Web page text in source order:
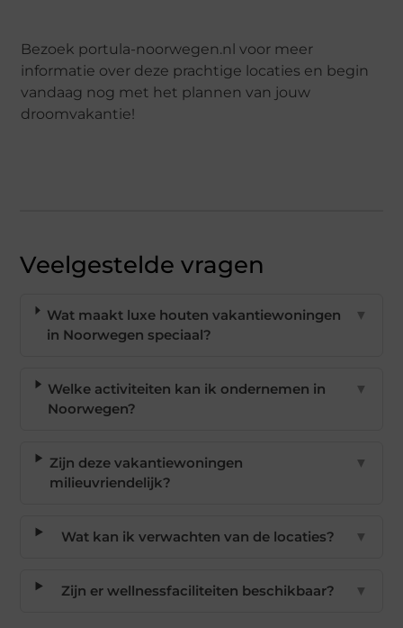
Bezoek portula-noorwegen.nl voor meer
informatie over deze prachtige locaties en begin
vandaag nog met het plannen van jouw
droomvakantie!
Veelgestelde vragen
Wat maakt luxe houten vakantiewoningen
in Noorwegen speciaal?
▼
Welke activiteiten kan ik ondernemen in
Noorwegen?
▼
Zijn deze vakantiewoningen
milieuvriendelijk?
▼
Wat kan ik verwachten van de locaties? ▼
Zijn er wellnessfaciliteiten beschikbaar? ▼